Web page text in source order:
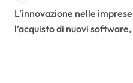
L’innovazione nelle imprese non coincide soltanto con
l’acquisto di nuovi